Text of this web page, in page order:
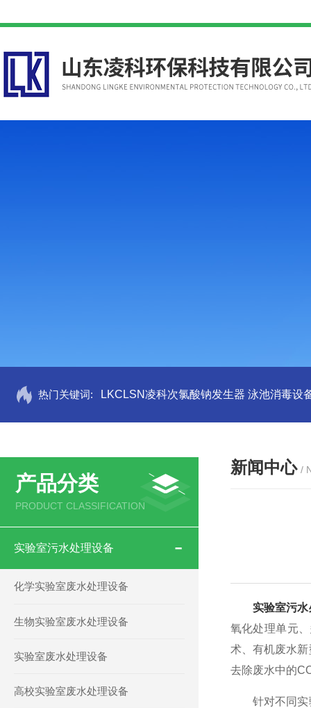
热门关键词: LKCLSN凌科次氯酸钠发生器 泳池消毒设
产品分类
PRODUCT CLASSIFICATION
实验室污水处理设备
化学实验室废水处理设备
生物实验室废水处理设备
实验室废水处理设备
高校实验室废水处理设备
新闻中心 /
实验室污
氧化处理单元
术、有机废水
去除废水中的
针对不同实验